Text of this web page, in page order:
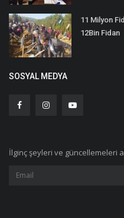
11 Milyon
12Bin Fidan
SOSYAL MEDYA
İlginç şeyleri ve güncellemeleri